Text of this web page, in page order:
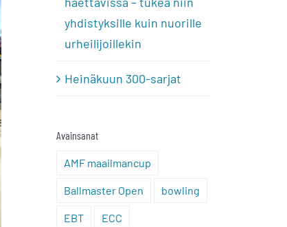
yhdistyksille kuin nuorille
urheilijoillekin
Heinäkuun 300-sarjat
Avainsanat
AMF maailmancup
Ballmaster Open bowling
EBT ECC